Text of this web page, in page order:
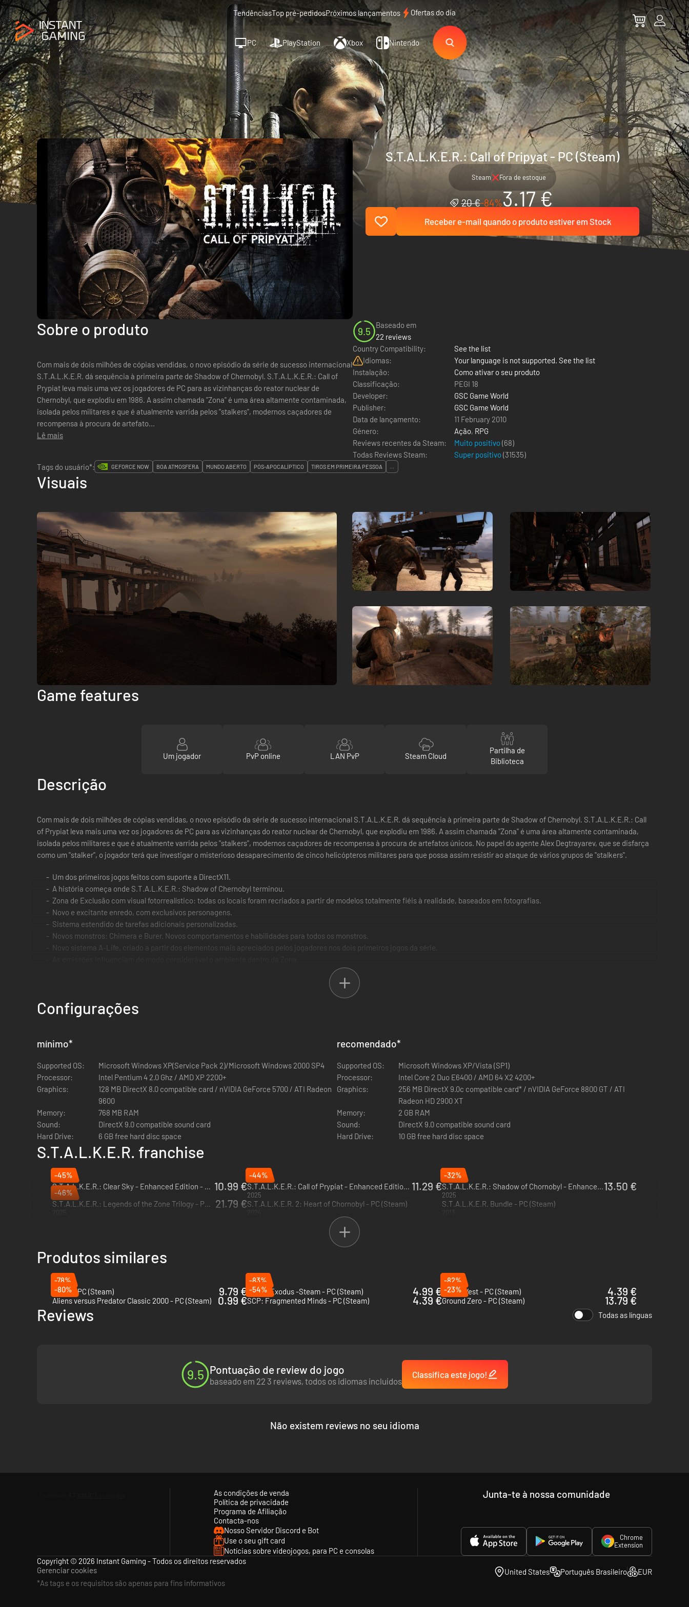
TendênciasTop pré-pedidosPróximos lançamentos Ofertas do dia
PC PlayStation Xbox Nintendo
S.T.A.L.K.E.R.: Call of Pripyat - PC (Steam)
Steam Fora de estoque
20 €-84%3.17 €
Receber e-mail quando o produto estiver em Stock
Sobre o produto
Com mais de dois milhões de cópias vendidas, o novo episódio da série de sucesso internacional
S.T.A.L.K.E.R. dá sequência à primeira parte de Shadow of Chernobyl. S.T.A.L.K.E.R.: Call of
Prypiat leva mais uma vez os jogadores de PC para as vizinhanças do reator nuclear de
Chernobyl, que explodiu em 1986. A assim chamada "Zona" é uma área altamente contaminada,
isolada pelos militares e que é atualmente varrida pelos "stalkers", modernos caçadores de
recompensa à procura de artefato...
Lê mais
9.5
Baseado em
22 reviews
Country Compatibility:
See the list
Idiomas:
Your language is not supported. See the list
Instalação:
Como ativar o seu produto
Classificação:
PEGI 18
Developer:
GSC Game World
Publisher:
GSC Game World
Data de lançamento:
11 February 2010
Género:
Ação, RPG
Reviews recentes da Steam:
Muito positivo(68)
Todas Reviews Steam:
Super positivo(31535)
Tags do usuário*:
GEFORCE NOW BOA ATMOSFERA MUNDO ABERTO PÓS-APOCALÍPTICO TIROS EM PRIMEIRA PESSOA ...
Visuais
Game features
Um jogador PvP online LAN PvP Steam Cloud
Partilha de
Biblioteca
Descrição
Com mais de dois milhões de cópias vendidas, o novo episódio da série de sucesso internacional S.T.A.L.K.E.R. dá sequência à primeira parte de Shadow of Chernobyl. S.T.A.L.K.E.R.: Call
of Prypiat leva mais uma vez os jogadores de PC para as vizinhanças do reator nuclear de Chernobyl, que explodiu em 1986. A assim chamada "Zona" é uma área altamente contaminada,
isolada pelos militares e que é atualmente varrida pelos "stalkers", modernos caçadores de recompensa à procura de artefatos únicos. No papel do agente Alex Degtrayarev, que se disfarça
como um "stalker", o jogador terá que investigar o misterioso desaparecimento de cinco helicópteros militares para que possa assim resistir ao ataque de vários grupos de "stalkers".
Um dos primeiros jogos feitos com suporte a DirectX11.
A história começa onde S.T.A.L.K.E.R.: Shadow of Chernobyl terminou.
Zona de Exclusão com visual fotorrealístico: todas os locais foram recriados a partir de modelos totalmente fiéis à realidade, baseados em fotografias.
Novo e excitante enredo, com exclusivos personagens.
Sistema estendido de tarefas adicionais personalizadas.
Novos monstros: Chimera e Burer. Novos comportamentos e habilidades para todos os monstros.
Novo sistema A-Life, criado a partir dos elementos mais apreciados pelos jogadores nos dois primeiros jogos da série.
Até 32 jogadores podem competir no modo multijogador. Quatro modos diferentes de jogo e um número enorme de mapas estão disponíveis.
Configurações
mínimo*
Supported OS:
Microsoft Windows XP(Service Pack 2)/Microsoft Windows 2000 SP4
Processor:
Intel Pentium 4 2.0 Ghz / AMD XP 2200+
Graphics:
128 MB DirectX 8.0 compatible card / nVIDIA GeForce 5700 / ATI Radeon
9600
Memory:
768 MB RAM
Sound:
DirectX 9.0 compatible sound card
Hard Drive:
6 GB free hard disc space
recomendado*
Supported OS:
Microsoft Windows XP/Vista (SP1)
Processor:
Intel Core 2 Duo E6400 / AMD 64 X2 4200+
Graphics:
256 MB DirectX 9.0c compatible card* / nVIDIA GeForce 8800 GT / ATI
Radeon HD 2900 XT
Memory:
2 GB RAM
Sound:
DirectX 9.0 compatible sound card
Hard Drive:
10 GB free hard disc space
S.T.A.L.K.E.R. franchise
-45%
S.T.A.L.K.E.R.: Clear Sky - Enhanced Edition - PC (Steam)
2025
10.99 €
-44%
S.T.A.L.K.E.R.: Call of Prypiat - Enhanced Edition - PC (Steam)
2025
11.29 €
-32%
S.T.A.L.K.E.R.: Shadow of Chornobyl - Enhanced Edition - PC (Steam)
2025
13.50 €
-46%
S.T.A.L.K.E.R.: Legends of the Zone Trilogy - PC (Steam)
21.79 €S.T.A.L.K.E.R. 2: Heart of Chornobyl - PC (Steam) S.T.A.L.K.E.R. Bundle - PC (Steam)
Produtos similares
-78%
Scum - PC (Steam)
9.79 €
-83%
Metro: Exodus -Steam - PC (Steam)
4.99 €
-82%
Blood West - PC (Steam)
4.39 €
-80%
Aliens versus Predator Classic 2000 - PC (Steam)
0.99 €
-54%
SCP: Fragmented Minds - PC (Steam)
4.39 €
-23%
Ground Zero - PC (Steam)
13.79 €
Reviews Todas as línguas
9.5 Pontuação de review do jogo
baseado em 22 3 reviews, todos os idiomas incluídos
Classifica este jogo!
Não existem reviews no seu idioma
As condições de venda
Política de privacidade
Programa de Afiliação
Contacta-nos
Nosso Servidor Discord e Bot
Use o seu gift card
Notícias sobre videojogos, para PC e consolas
Junta-te à nossa comunidade
Chrome
Extension
Copyright © 2026 Instant Gaming - Todos os direitos reservados
Gerenciar cookies
*As tags e os requisitos são apenas para fins informativos
United States Português Brasileiro EUR